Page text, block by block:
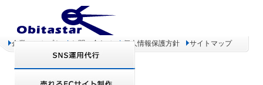
企業コンセプト お問い合わせ 個人情報保護方針 サイトマップ